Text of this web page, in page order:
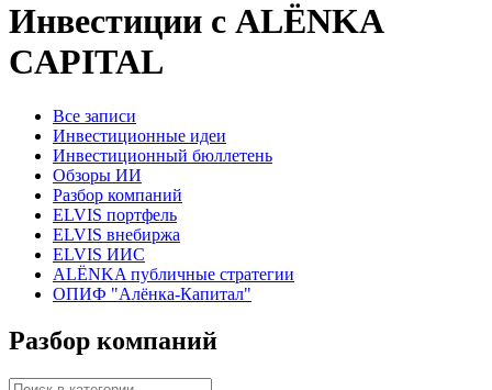
Инвестиции с ALЁNKA
CAPITAL
Все записи
Инвестиционные идеи
Инвестиционный бюллетень
Обзоры ИИ
Разбор компаний
ELVIS портфель
ELVIS внебиржа
ELVIS ИИС
ALЁNKA публичные стратегии
ОПИФ "Алёнка-Капитал"
Разбор компаний